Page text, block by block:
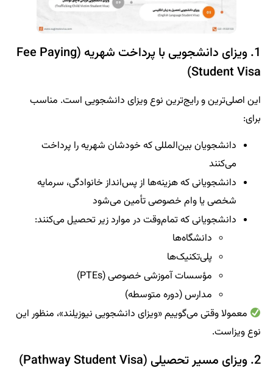
1. ویزای دانشجویی با پرداخت شهریه (Fee Paying
Student Visa)
این اصلی‌ترین و رایج‌ترین نوع ویزای دانشجویی است. مناسب
برای:
دانشجویان بین‌المللی که خودشان شهریه را پرداخت
می‌کنند
دانشجویانی که هزینه‌ها از پس‌انداز خانوادگی، سرمایه
شخصی یا وام خصوصی تأمین می‌شود
دانشجویانی که تمام‌وقت در موارد زیر تحصیل می‌کنند:
دانشگاه‌ها
پلی‌تکنیک‌ها
مؤسسات آموزشی خصوصی (PTEs)
مدارس (دوره متوسطه)
معمولا وقتی می‌گوییم «ویزای دانشجویی نیوزیلند»، منظور این
نوع ویزاست.
2. ویزای مسیر تحصیلی (Pathway Student Visa)